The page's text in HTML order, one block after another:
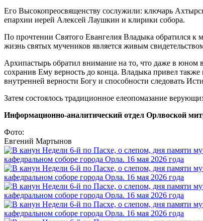
Его Высокопреосвященству сослужили: ключарь
епархии иерей Алексей Лаушкин и клирики собора.
По прочтении Святого Евангелия Владыка обратился
жизнь святых мучеников является живым
Архипастырь обратил внимание на то, что даже в юном
сохранив Ему верность до конца. Владыка привел
внутренней верности Богу и способности следовать
Затем состоялось традиционное елеопомазание
Информационно-аналитический отдел Орлвоской
Фото:
Евгений Мартынов